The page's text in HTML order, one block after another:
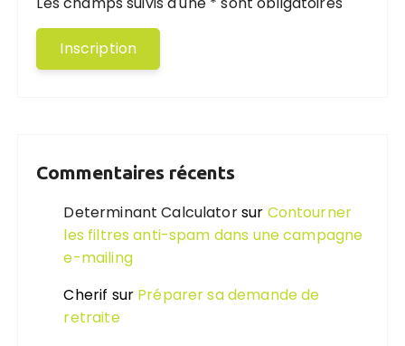
Commentaires récents
Determinant Calculatorsur Contourner
les filtres anti-spam dans une campagne
e-mailing
Cherif sur Préparer sa demande de
retraite